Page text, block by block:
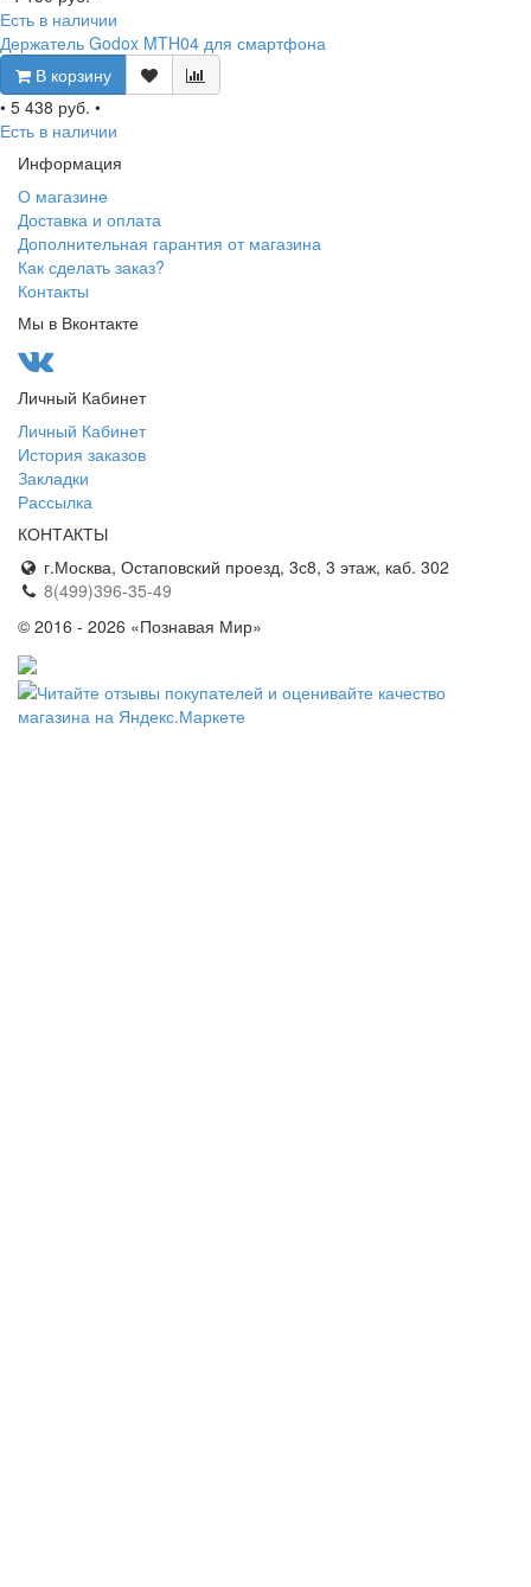
Есть в наличии
Держатель Godox MTH04 для смартфона
В корзину
• 5 438 руб. •
Есть в наличии
Информация
О магазине
Доставка и оплата
Дополнительная гарантия от магазина
Как сделать заказ?
Контакты
Мы в Вконтакте
Личный Кабинет
Личный Кабинет
История заказов
Закладки
Рассылка
КОНТАКТЫ
г.Москва, Остаповский проезд, 3с8, 3 этаж, каб. 302
8(499)396-35-49
© 2016 - 2026 «Познавая Мир»